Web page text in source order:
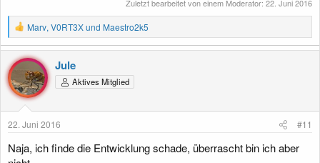
Zuletzt bearbeitet von einem Moderator: 22. Juni 2016
R
e
a
k
t
i
o
n
n
Marv, V0RT3Xund Maestro2k5
Jule
Aktives Mitglied
22. Juni 2016 #11
Naja, ich finde die Entwicklung schade, überrascht bin ich aber